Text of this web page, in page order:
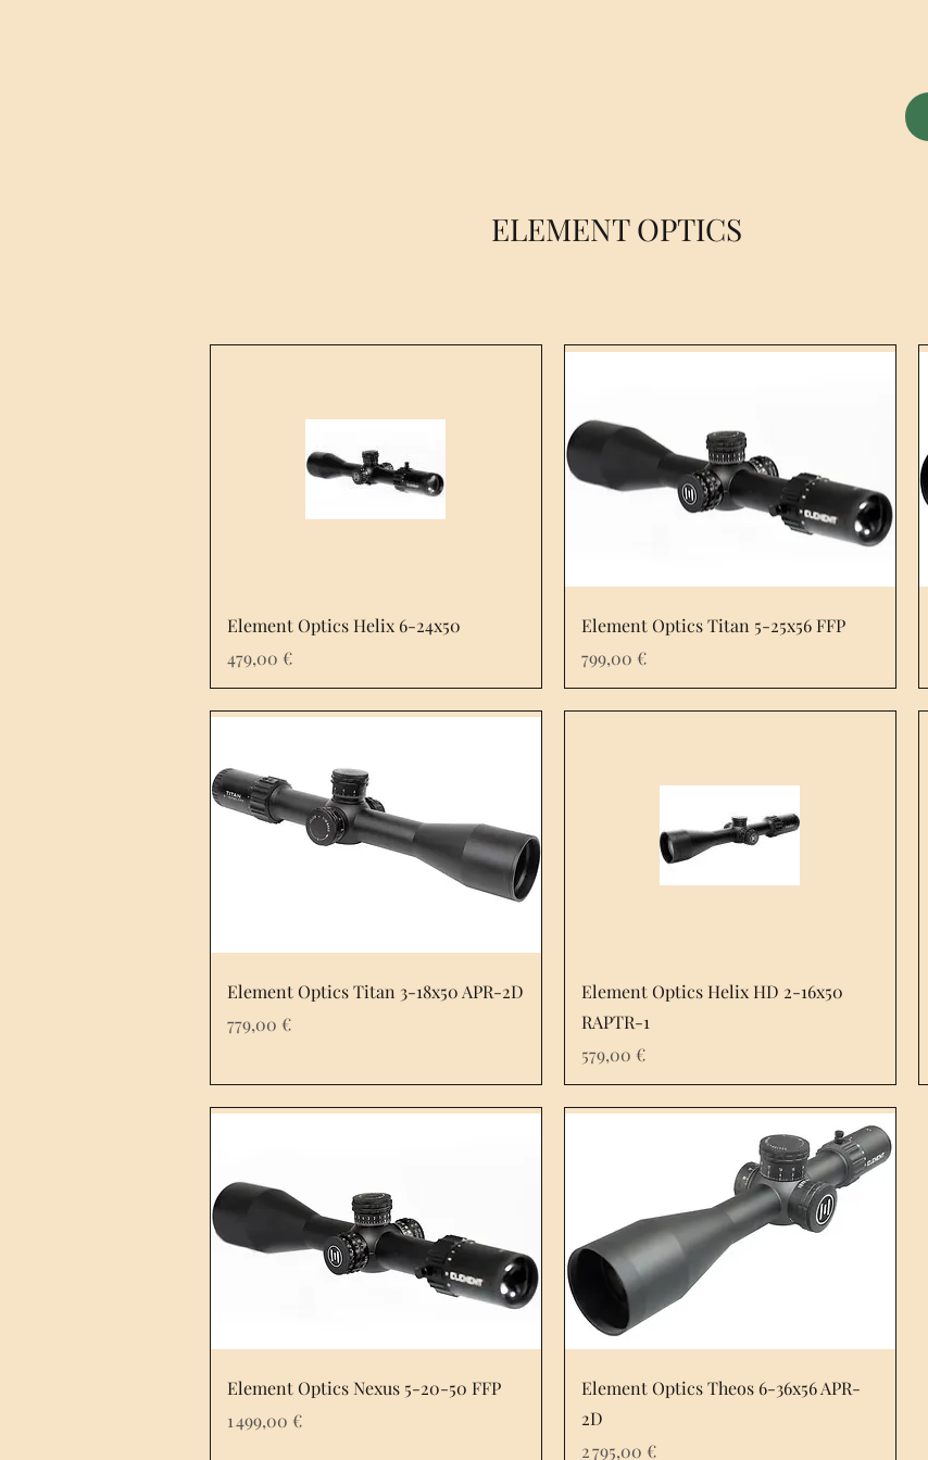
ELEMENT OPTICS
Element Optics Helix 6-24x50
Prix
479,00 €
Element Optics Titan 5-25x56 FFP
Prix
799,00 €
Element Optics Titan 3-18x50 APR-2D
Prix
779,00 €
Element Optics Helix HD 2-16x50
RAPTR-1
Prix
579,00 €
Element Optics Nexus 5-20-50 FFP
Prix
1 499,00 €
Element Optics Theos 6-36x56 APR-
2D
Prix
2 795,00 €